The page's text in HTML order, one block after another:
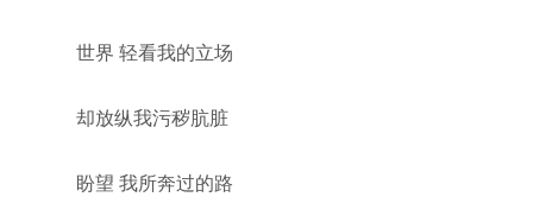
世界 轻看我的立场
却放纵我污秽肮脏
盼望 我所奔过的路